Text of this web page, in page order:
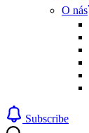
O nás
Subscribe